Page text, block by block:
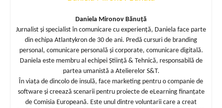
Daniela Mironov Bănuță
Jurnalist și specialist în comunicare cu experiență, Daniela face parte
din echipa Atlantykron de 30 de ani. Predă cursuri de branding
personal, comunicare personală și corporate, comunicare digitală.
Daniela este membru al echipei Știință & Tehnică, responsabilă de
partea umanistă a Atelierelor S&T.
În viața de dincolo de insulă, face marketing pentru o companie de
software și creează scenarii pentru proiecte de eLearning finanțate
de Comisia Europeană. Este unul dintre voluntarii care a creat